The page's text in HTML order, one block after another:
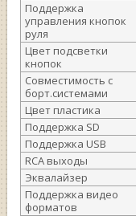
Поддержка
управления кнопок
руля
Цвет подсветки
кнопок
Совместимость с
борт.системами
Цвет пластика
Поддержка SD
Поддержка USB
RCA выходы
Эквалайзер
Поддержка видео
форматов